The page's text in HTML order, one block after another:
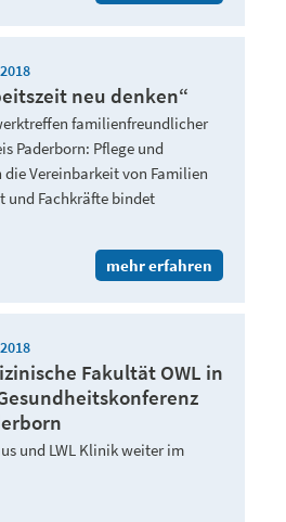
neu denken“
familienfreundlicher
Paderborn: Pflege und
die Vereinbarkeit von Familien
und Fachkräfte bindet
mehr erfahren
Fakultät OWL in
und LWL Klinik weiter im